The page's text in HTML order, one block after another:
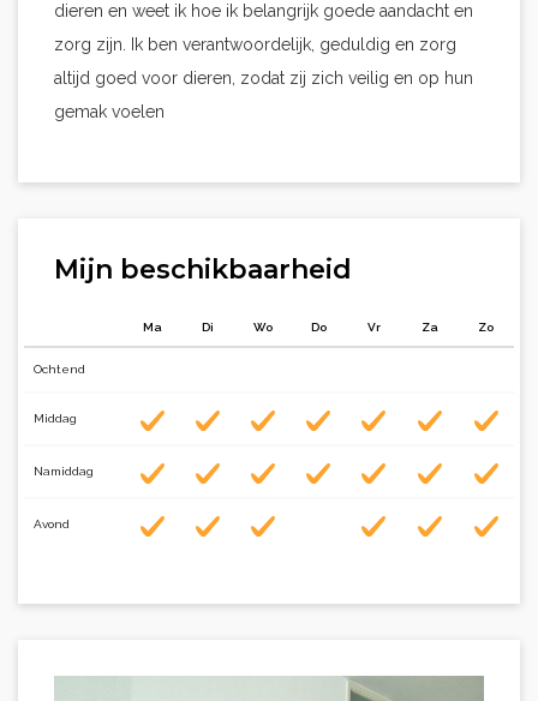
dieren en weet ik hoe ik belangrijk goede aandacht en
zorg zijn. Ik ben verantwoordelijk, geduldig en zorg
altijd goed voor dieren, zodat zij zich veilig en op hun
gemak voelen
Mijn beschikbaarheid
Ma Di Wo Do Vr Za Zo
Ochtend
Middag
Namiddag
Avond